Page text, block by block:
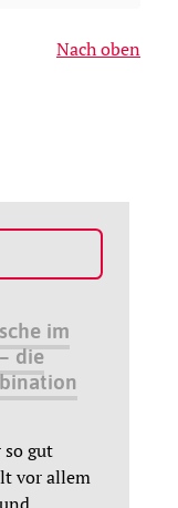
Nach oben
im
die
so gut
vor allem